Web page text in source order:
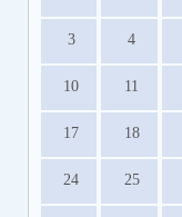
3 4
10 11
17 18
24 25